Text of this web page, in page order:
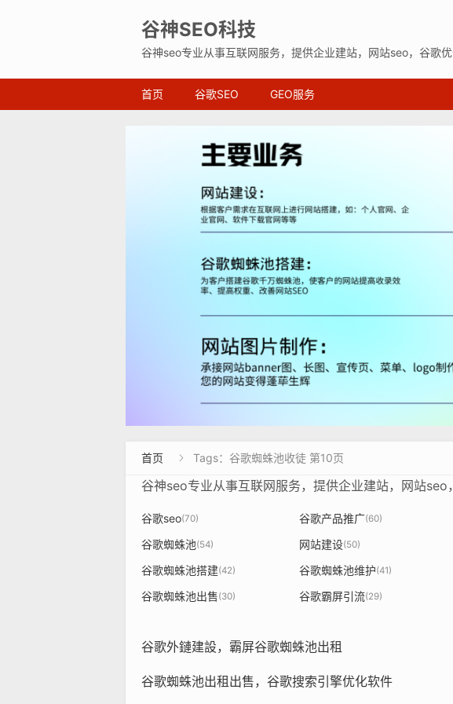
谷神SEO科技
谷神seo专业从事互联网服务，提供企业建站，网站seo，谷歌
首页 谷歌SEO GEO服务
首页  Tags：谷歌蜘蛛池收徒 第10页
谷神seo专业从事互联网服务，提供企业建站，网站
谷歌seo(70) 谷歌产品推广(60)
谷歌蜘蛛池(54) 网站建设(50)
谷歌蜘蛛池搭建(42) 谷歌蜘蛛池维护(41)
谷歌蜘蛛池出售(30) 谷歌霸屏引流(29)
谷歌外鏈建設，霸屏谷歌蜘蛛池出租
谷歌蜘蛛池出租出售，谷歌搜索引擎优化软件